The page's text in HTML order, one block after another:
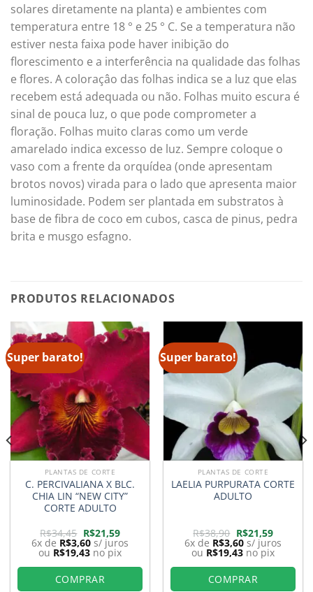
solares diretamente na planta) e ambientes com
temperatura entre 18 ° e 25 ° C. Se a temperatura não
estiver nesta faixa pode haver inibição do
florescimento e a interferência na qualidade das folhas
e flores. A coloraçâo das folhas indica se a luz que elas
recebem está adequada ou não. Folhas muito escura é
sinal de pouca luz, o que pode comprometer a
floração. Folhas muito claras como um verde
amarelado indica excesso de luz. Sempre coloque o
vaso com a frente da orquídea (onde apresentam
brotos novos) virada para o lado que apresenta maior
luminosidade. Podem ser plantada em substratos à
base de fibra de coco em cubos, casca de pinus, pedra
brita e musgo esfagno.
PRODUTOS RELACIONADOS
Super barato!
PLANTAS DE CORTE
C. PERCIVALIANA X BLC.
CHIA LIN “NEW CITY”
CORTE ADULTO
R$34,45 O
preço
original
era:
R$34,45.
R$21,59O
preço
atual
é:
R$21,59.
6x de R$3,60 s/ juros
ou R$19,43 no pix
COMPRAR
Super barato!
PLANTAS DE CORTE
LAELIA PURPURATA CORTE
ADULTO
R$38,90 O
preço
original
era:
R$38,90.
R$21,59O
preço
atual
é:
R$21,59.
6x de R$3,60 s/ juros
ou R$19,43 no pix
COMPRAR